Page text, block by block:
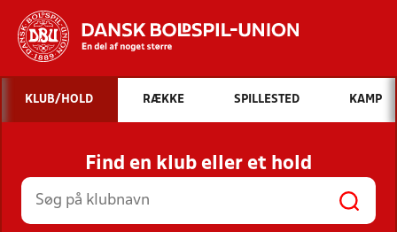
Hvad vil du søge efter?
INDHOLD OG NYHEDER
STILLINGER, RESULTATER, KLUBBER OG
HOLD
KLUB/HOLD RÆKKE SPILLESTED KAMP
Find en klub eller et hold